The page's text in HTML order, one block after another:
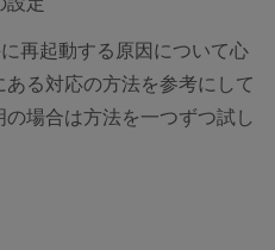
再起動する原因について心
る対応の方法を参考にして
場合は方法を一つずつ試し